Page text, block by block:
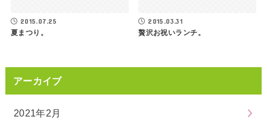
2015.07.25
夏まつり。
2015.03.31
贅沢お祝いランチ。
アーカイブ
2021年2月